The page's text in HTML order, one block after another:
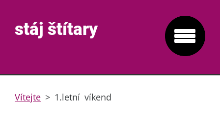
stáj štítary
Vítejte > 1.letní víkend